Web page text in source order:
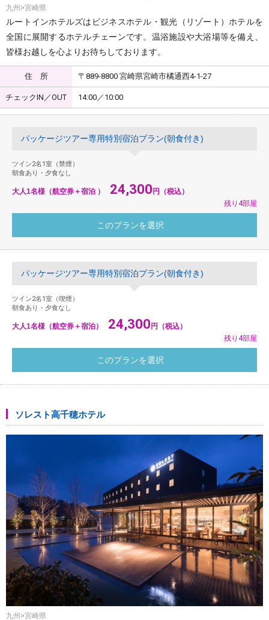
九州>宮崎県
ルートインホテルズはビジネスホテル・観光（リゾート）ホテルを
全国に展開するホテルチェーンです。温浴施設や大浴場等を備え、
皆様お越しを心よりお待ちしております。
住 所 〒889-8800 宮崎県宮崎市橘通西4-1-27
チェックIN／OUT 14:00／10:00
パッケージツアー専用特別宿泊プラン(朝食付き)
ツイン2名1室（禁煙）
朝食あり・夕食なし
大人1名様（航空券＋宿泊 ） 24,300 円（税込）
残り4部屋
パッケージツアー専用特別宿泊プラン(朝食付き)
ツイン2名1室（喫煙）
朝食あり・夕食なし
大人1名様（航空券＋宿泊） 24,300 円（税込）
残り4部屋
ソレスト高千穂ホテル
九州>宮崎県